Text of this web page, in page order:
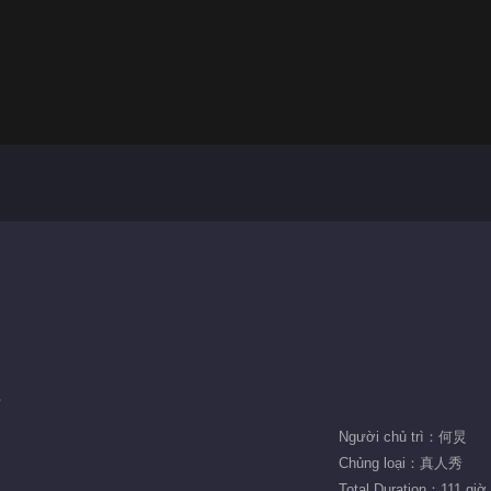
Người chủ trì：何炅
Chủng loại：真人秀